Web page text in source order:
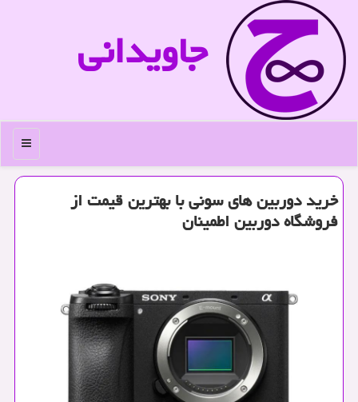
جاویدانی
منو
خرید دوربین های سونی با بهترین قیمت از
فروشگاه دوربین اطمینان